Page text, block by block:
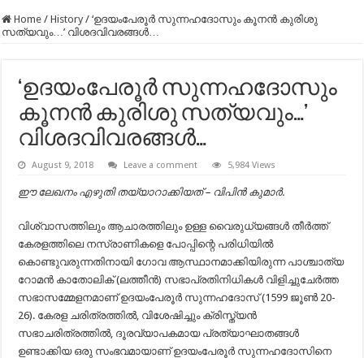
Home / History / ‘ഉദയംപേരൂർ സുന്നഹദോസും കൂനൻ കുരിശു
സത്യവും…’ വിശദവിവരങ്ങൾ…
‘ഉദയംപേരൂർ സുന്നഹദോസും
കൂനൻ കുരിശു സത്യവും…’
വിശദവിവരങ്ങൾ…
August 9, 2018 Leave a comment 5,984 Views
ഈ ലേഖനം എഴുതി തയ്യാറാക്കിയത് – വിപിൻ കുമാർ.
വിശ്വാസത്തിലും ആചാരത്തിലും ഉള്ള വൈരുധ്യങ്ങൾ തീർത്ത്
കേരളത്തിലെ നസ്രാണികളെ പോപ്പിന്റെ പരിധിയിൽ
കൊണ്ടുവരുന്നതിനായി ഗോവ ആസ്ഥാനമാക്കിയിരുന്ന പാശ്ചാത്യ
റോമൻ കാതോലിക് (ലത്തീൻ) സഭാപ്രതിനിധികൾ വിളിച്ചുചേർത്ത
സഭാസമ്മേളനമാണ് ഉദയംപേരൂർ സുന്നഹദോസ് (1599 ജൂൺ 20-
26). കേരള ചരിത്രത്തിൽ, വിശേഷിച്ചും ക്രിസ്ത്യൻ
സഭാചരിത്രത്തിൽ, ദൂരവ്യാപകമായ പ്രത്യാഘാതങ്ങൾ
ഉണ്ടാക്കിയ ഒരു സംഭവമായാണ്‌ ഉദയംപേരൂർ സുന്നഹദോസിനെ